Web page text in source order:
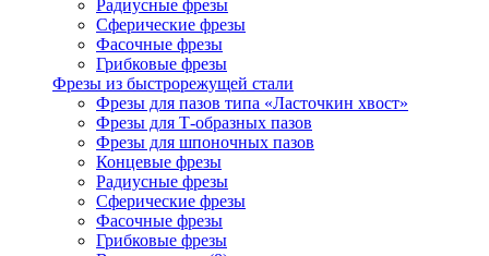
Радиусные фрезы
Сферические фрезы
Фасочные фрезы
Грибковые фрезы
Фрезы из быстрорежущей стали
Фрезы для пазов типа «Ласточкин хвост»
Фрезы для Т-образных пазов
Фрезы для шпоночных пазов
Концевые фрезы
Радиусные фрезы
Сферические фрезы
Фасочные фрезы
Грибковые фрезы